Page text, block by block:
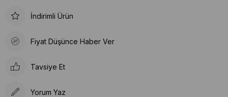
İndirimli Ürün
Fiyat Düşünce Haber Ver
Tavsiye Et
Yorum Yaz